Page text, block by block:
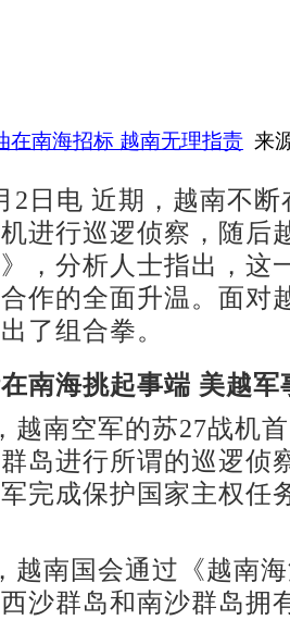
在南海招标 越南无理指责来
2日电 近期，越南不
进行巡逻侦察，随后
》，分析人士指出，这
作的全面升温。面对
了组合拳。
南海挑起事端 美越军
南空军的苏27战机首
群岛进行所谓的巡逻侦
完成保护国家主权任
南国会通过《越南海
沙群岛和南沙群岛拥